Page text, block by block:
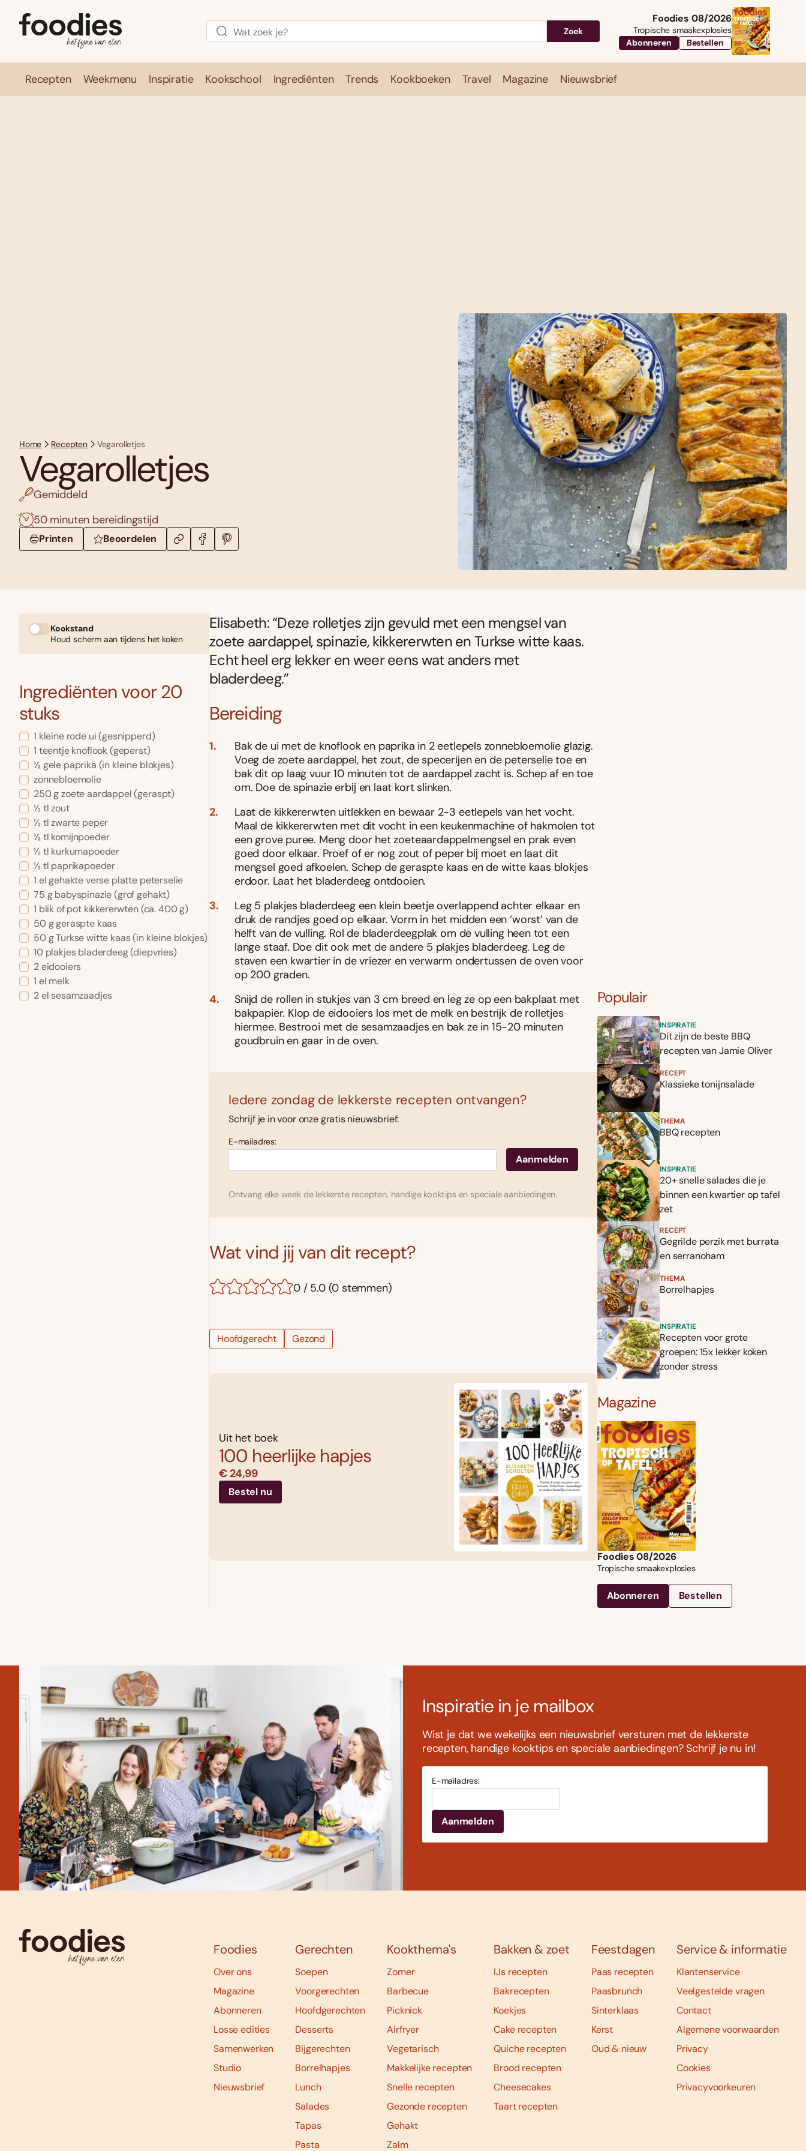
Zoek
Foodies 08/2026
Tropische smaakexplosies
Abonneren
Bestellen
Recepten Weekmenu Inspiratie Kookschool Ingrediënten Trends Kookboeken Travel Magazine Nieuwsbrief
Home Recepten Vegarolletjes
Vegarolletjes
Gemiddeld
50 minuten bereidingstijd
Printen Beoordelen
Kookstand
Houd scherm aan tijdens het koken
Ingrediënten voor 20
stuks
1 kleine rode ui (gesnipperd)
1 teentje knoflook (geperst)
½ gele paprika (in kleine blokjes)
zonnebloemolie
250 g zoete aardappel (geraspt)
½ tl zout
½ tl zwarte peper
½ tl komĳnpoeder
½ tl kurkumapoeder
½ tl paprikapoeder
1 el gehakte verse platte peterselie
75 g babyspinazie (grof gehakt)
1 blik of pot kikkererwten (ca. 400 g)
50 g geraspte kaas
50 g Turkse witte kaas (in kleine blokjes)
10 plakjes bladerdeeg (diepvries)
2 eidooiers
1 el melk
2 el sesamzaadjes
Elisabeth: “Deze rolletjes zĳn gevuld met een mengsel van
zoete aardappel, spinazie, kikkererwten en Turkse witte kaas.
Echt heel erg lekker en weer eens wat anders met
bladerdeeg.”
Bereiding
Bak de ui met de knoflook en paprika in 2 eetlepels zonnebloemolie glazig.
Voeg de zoete aardappel, het zout, de specerĳen en de peterselie toe en
bak dit op laag vuur 10 minuten tot de aardappel zacht is. Schep af en toe
om. Doe de spinazie erbĳ en laat kort slinken.
Laat de kikkererwten uitlekken en bewaar 2-3 eetlepels van het vocht.
Maal de kikkererwten met dit vocht in een keukenmachine of hakmolen tot
een grove puree. Meng door het zoeteaardappelmengsel en prak even
goed door elkaar. Proef of er nog zout of peper bĳ moet en laat dit
mengsel goed afkoelen. Schep de geraspte kaas en de witte kaas blokjes
erdoor. Laat het bladerdeeg ontdooien.
Leg 5 plakjes bladerdeeg een klein beetje overlappend achter elkaar en
druk de randjes goed op elkaar. Vorm in het midden een ‘worst’ van de
helft van de vulling. Rol de bladerdeegplak om de vulling heen tot een
lange staaf. Doe dit ook met de andere 5 plakjes bladerdeeg. Leg de
staven een kwartier in de vriezer en verwarm ondertussen de oven voor
op 200 graden.
Snĳd de rollen in stukjes van 3 cm breed en leg ze op een bakplaat met
bakpapier. Klop de eidooiers los met de melk en bestrĳk de rolletjes
hiermee. Bestrooi met de sesamzaadjes en bak ze in 15-20 minuten
goudbruin en gaar in de oven.
Iedere zondag de lekkerste recepten ontvangen?
Schrijf je in voor onze gratis nieuwsbrief:
E-mailadres:
Ontvang elke week de lekkerste recepten, handige kooktips en speciale aanbiedingen.
Wat vind jij van dit recept?
0 / 5.0 (0 stemmen)
Hoofdgerecht Gezond
Uit het boek
100 heerlijke hapjes
€ 24,99
Bestel nu
Populair
INSPIRATIE
Dit zijn de beste BBQ
recepten van Jamie Oliver
RECEPT
Klassieke tonijnsalade
THEMA
BBQ recepten
INSPIRATIE
20+ snelle salades die je
binnen een kwartier op tafel
zet
RECEPT
Gegrilde perzik met burrata
en serranoham
THEMA
Borrelhapjes
INSPIRATIE
Recepten voor grote
groepen: 15x lekker koken
zonder stress
Magazine
Foodies 08/2026
Tropische smaakexplosies
Abonneren Bestellen
Inspiratie in je mailbox
Wist je dat we wekelijks een nieuwsbrief versturen met de lekkerste
recepten, handige kooktips en speciale aanbiedingen? Schrijf je nu in!
E-mailadres:
Foodies
Over ons
Magazine
Abonneren
Losse edities
Samenwerken
Studio
Nieuwsbrief
Gerechten
Soepen
Voorgerechten
Hoofdgerechten
Desserts
Bijgerechten
Borrelhapjes
Lunch
Salades
Tapas
Pasta
Kookthema's
Zomer
Barbecue
Picknick
Airfryer
Vegetarisch
Makkelijke recepten
Snelle recepten
Gezonde recepten
Gehakt
Zalm
Bakken & zoet
IJs recepten
Bakrecepten
Koekjes
Cake recepten
Quiche recepten
Brood recepten
Cheesecakes
Taart recepten
Feestdagen
Paas recepten
Paasbrunch
Sinterklaas
Kerst
Oud & nieuw
Service & informatie
Klantenservice
Veelgestelde vragen
Contact
Algemene voorwaarden
Privacy
Cookies
Privacyvoorkeuren